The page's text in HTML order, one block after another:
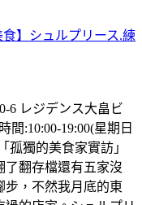
食】シュルプリース.練
6 レジデンス大畠ビ
間:10:00-19:00(星期日
孤獨的美食家實訪」
了翻存檔還有五家沒
步，不然我月底的東